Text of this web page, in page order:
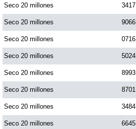
Saman de la suerte
Sinuano Día
Sinuano Noche
Super Chontico Noche
Seco 20 millones 3417
Seco 20 millones 9066
Seco 20 millones 0716
Seco 20 millones 5024
Seco 20 millones 8993
Seco 20 millones 8701
Seco 20 millones 3484
Seco 20 millones 6645